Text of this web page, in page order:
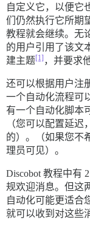
自定义它，以便它
们仍然执行它所期
教程就会继续。无
的用户引用了该文
建主题 [1] ，并要求
还可以根据用户注
一个自动化流程可
有一个自动化脚本
（您可以配置延
的）。（如果您不
理员可见）。
Discobot 教程中有
规欢迎消息。但这
自动化可能更适合
就可以收到对这些